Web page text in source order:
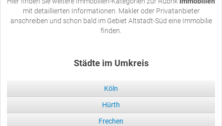
mit detaillierten Informationen. Makler oder Privatanbieter
anschreiben und schon bald im Gebiet Altstadt-Süd eine Immobilie
finden.
Städte im Umkreis
Köln
Hürth
Frechen